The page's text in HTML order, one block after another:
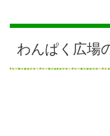
わんぱく広場